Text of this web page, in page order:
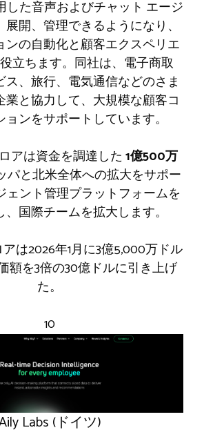
した音声およびチャット エージ
開、管理できるようになり、
ンの自動化と顧客エクスペリエ
立ちます。同社は、電子商取
ス、旅行、電気通信などのさま
業と協力して、大規模な顧客コ
ョンをサポートしています。
アは資金を調達した1億500万
パと北米全体への拡大をサポー
ェント管理プラットフォームを
国際チームを拡大します。
は2026年1月に3億5,000万ドル
額を3倍の30億ドルに引き上げ
た。
10
Labs (ドイツ)